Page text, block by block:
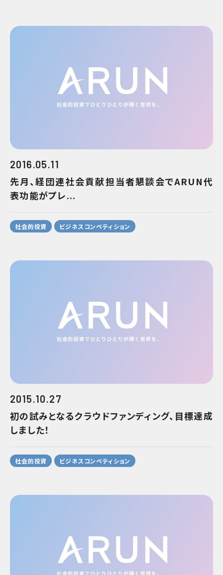
2016.05.11
先月、経団連社会貢献担当者懇談会でARUN代
表功能がプレ...
社会的投資 ビジネスコンペティション
2015.10.27
初の試みとなるクラウドファンディング、目標達成
しました！
社会的投資 ビジネスコンペティション